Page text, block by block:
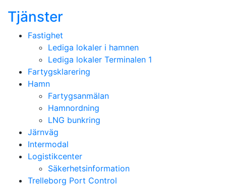
Tjänster
Fastighet
Lediga lokaler i hamnen
Lediga lokaler Terminalen 1
Fartygsklarering
Hamn
Fartygsanmälan
Hamnordning
LNG bunkring
Järnväg
Intermodal
Logistikcenter
Säkerhetsinformation
Trelleborg Port Control